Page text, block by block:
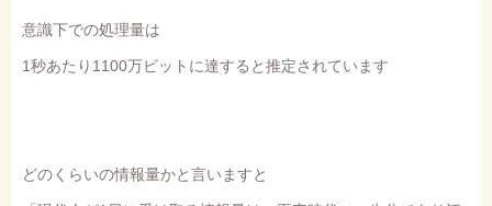
意識下での処理量は
1秒あたり1100万ビットに達すると推定されています
どのくらいの情報量かと言いますと